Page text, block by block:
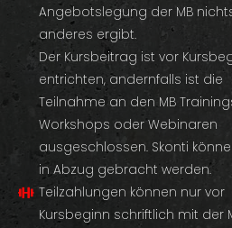
Angebotslegung der MB
anderes ergibt.
Der Kursbeitrag ist vor
entrichten, andernfalls ist die
Teilnahme an den MB
Workshops oder Webinaren
ausgeschlossen. Skonti
in Abzug gebracht werden.
Teilzahlungen können nur vor
Kursbeginn schriftlich mit der